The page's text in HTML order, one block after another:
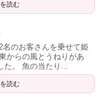
読む
のお客さんを乗せて姫
からの風とうねりがあ
た。 魚の当たり...
読む